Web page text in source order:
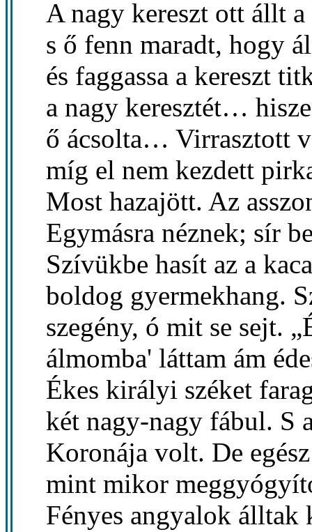
A nagy kereszt ott állt
s ő fenn maradt, hogy
és faggassa a kereszt
a nagy keresztét…
ő ácsolta… Virrasztott
míg el nem kezdett
Most hazajött. Az
Egymásra néznek; sír
Szívükbe hasít az a
boldog gyermekhang.
szegény, ó mit se sejt.
álmomba' láttam ám
Ékes királyi széket
két nagy-nagy fábul. S
Koronája volt. De
mint mikor
Fényes angyalok álltak